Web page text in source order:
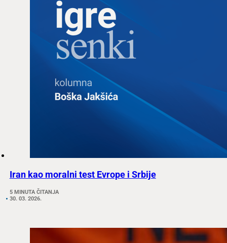
Iran kao moralni test Evrope i Srbije
5 MINUTA ČITANJA
30. 03. 2026.